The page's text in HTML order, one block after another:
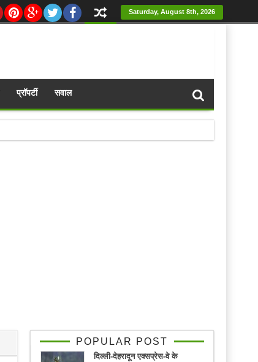
Saturday, August 8th, 2026
प्रॉपर्टी सवाल
POPULAR POST
दिल्ली-देहरादून एक्सप्रेस-वे के